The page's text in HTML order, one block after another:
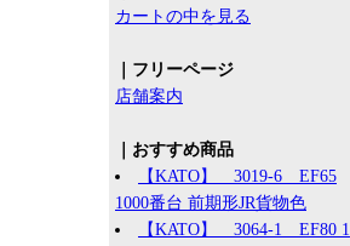
カートの中を見る
｜フリーページ
店舗案内
｜おすすめ商品
【KATO】 3019-6 EF65
1000番台 前期形JR貨物色
【KATO】 3064-1 EF80 1